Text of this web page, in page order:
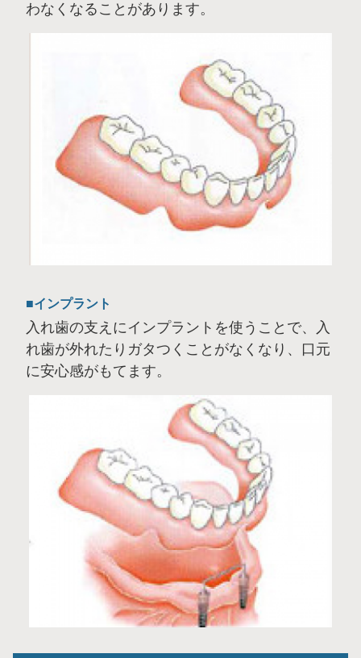
わなくなることがあります。
インプラント
入れ歯の支えにインプラントを使うことで、入
れ歯が外れたりガタつくことがなくなり、口元
に安心感がもてます。